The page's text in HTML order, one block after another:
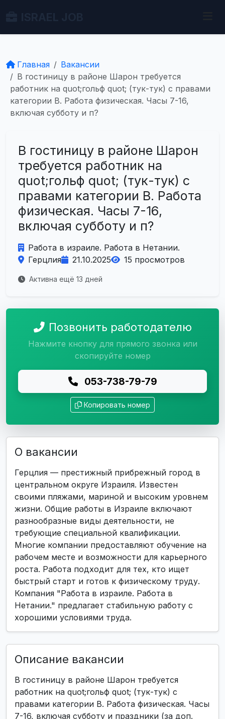
Главная
Вакансии
В гостиницу в районе Шарон требуется
работник на quot;гольф quot; (тук-тук) с правами
категории В. Работа физическая. Часы 7-16,
включая субботу и п?
В гостиницу в районе Шарон
требуется работник на
quot;гольф quot; (тук-тук) с
правами категории В. Работа
физическая. Часы 7-16,
включая субботу и п?
Работа в израиле. Работа в Нетании.
Герцлия
21.10.2025 15 просмотров
Активна ещё 13 дней
Позвонить работодателю
Нажмите кнопку для прямого звонка или
скопируйте номер
053-738-79-79
Копировать номер
О вакансии
Герцлия — престижный прибрежный город в
центральном округе Израиля. Известен
своими пляжами, мариной и высоким уровнем
жизни. Общие работы в Израиле включают
разнообразные виды деятельности, не
требующие специальной квалификации.
Многие компании предоставляют обучение на
рабочем месте и возможности для карьерного
роста. Работа подходит для тех, кто ищет
быстрый старт и готов к физическому труду.
Компания "Работа в израиле. Работа в
Нетании." предлагает стабильную работу с
хорошими условиями труда.
Описание вакансии
В гостиницу в районе Шарон требуется
работник на quot;гольф quot; (тук-тук) с
правами категории В. Работа физическая. Часы
7-16, включая субботу и праздники (за доп.